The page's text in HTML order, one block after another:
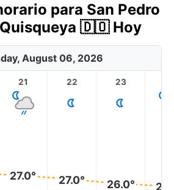
para San Pedro
🇩🇴 Hoy
August 06, 2026
21
27.0°
22
27.0°
23
26.0°